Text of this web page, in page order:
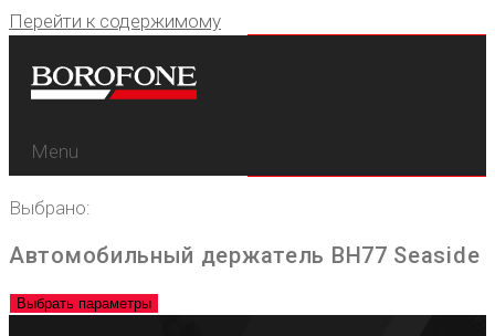
Перейти к содержимому
Menu
Выбрано:
Автомобильный держатель BH77 Seaside
Выбрать параметры